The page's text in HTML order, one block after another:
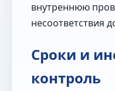
внутреннюю
несоответствия
Сроки и
контроль